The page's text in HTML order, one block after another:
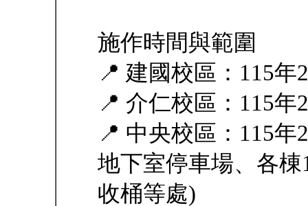
施作時間與範圍
📍 建國校區：115年
📍 介仁校區：115年
📍 中央校區：115年
地下室停車場、各
收桶等處)